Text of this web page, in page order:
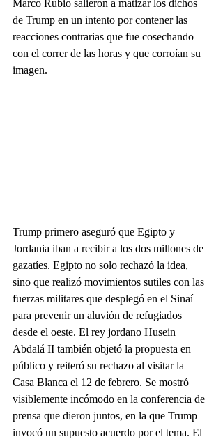
Marco Rubio salieron a matizar los dichos
de Trump en un intento por contener las
reacciones contrarias que fue cosechando
con el correr de las horas y que corroían su
imagen.
Trump primero aseguró que Egipto y
Jordania iban a recibir a los dos millones de
gazatíes. Egipto no solo rechazó la idea,
sino que realizó movimientos sutiles con las
fuerzas militares que desplegó en el Sinaí
para prevenir un aluvión de refugiados
desde el oeste. El rey jordano Husein
Abdalá II también objetó la propuesta en
público y reiteró su rechazo al visitar la
Casa Blanca el 12 de febrero. Se mostró
visiblemente incómodo en la conferencia de
prensa que dieron juntos, en la que Trump
invocó un supuesto acuerdo por el tema. El